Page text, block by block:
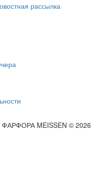
рассылка
MEISSEN © 2026